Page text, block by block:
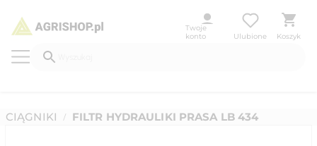
Twoje
konto
Ulubione Koszyk
CIĄGNIKI / FILTR HYDRAULIKI PRASA LB 434